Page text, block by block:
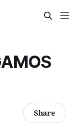
Share